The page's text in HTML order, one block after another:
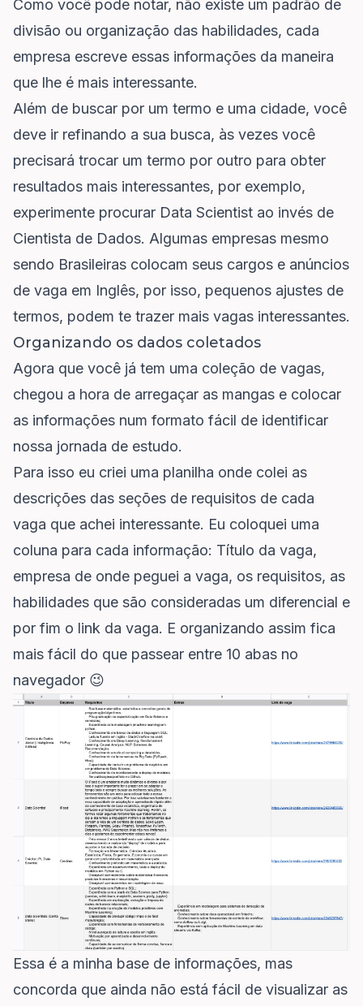
Como você pode notar, não existe um padrão de
divisão ou organização das habilidades, cada
empresa escreve essas informações da maneira
que lhe é mais interessante.
Além de buscar por um termo e uma cidade, você
deve ir refinando a sua busca, às vezes você
precisará trocar um termo por outro para obter
resultados mais interessantes, por exemplo,
experimente procurar Data Scientist ao invés de
Cientista de Dados. Algumas empresas mesmo
sendo Brasileiras colocam seus cargos e anúncios
de vaga em Inglês, por isso, pequenos ajustes de
termos, podem te trazer mais vagas interessantes.
Organizando os dados coletados
Agora que você já tem uma coleção de vagas,
chegou a hora de arregaçar as mangas e colocar
as informações num formato fácil de identificar
nossa jornada de estudo.
Para isso eu criei uma planilha onde colei as
descrições das seções de requisitos de cada
vaga que achei interessante. Eu coloquei uma
coluna para cada informação: Título da vaga,
empresa de onde peguei a vaga, os requisitos, as
habilidades que são consideradas um diferencial e
por fim o link da vaga. E organizando assim fica
mais fácil do que passear entre 10 abas no
navegador 😉
Essa é a minha base de informações, mas
concorda que ainda não está fácil de visualizar as